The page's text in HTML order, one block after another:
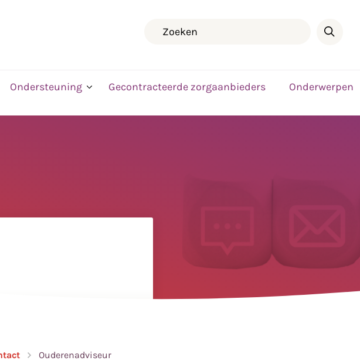
Ondersteuning Gecontracteerde zorgaanbieders Onderwerpen
Ouderenadviseur